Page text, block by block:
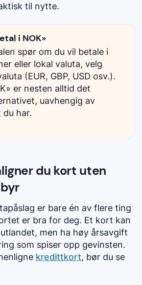
til nytte.
i NOK»
spør om du vil betale i
eller lokal valuta, velg
(EUR, GBP, USD osv.).
er nesten alltid det
uavhengig av
har.
du kort uten
er bare én av flere ting
er bra for deg. Et kort kan
men ha høy årsavgift
som spiser opp gevinsten.
kredittkort, bør du se